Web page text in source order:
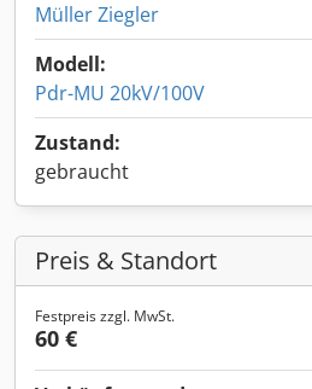
Müller Ziegler
Modell:
Pdr-MU 20kV/100V
Zustand:
gebraucht
Preis & Standort
Festpreis zzgl. MwSt.
60 €